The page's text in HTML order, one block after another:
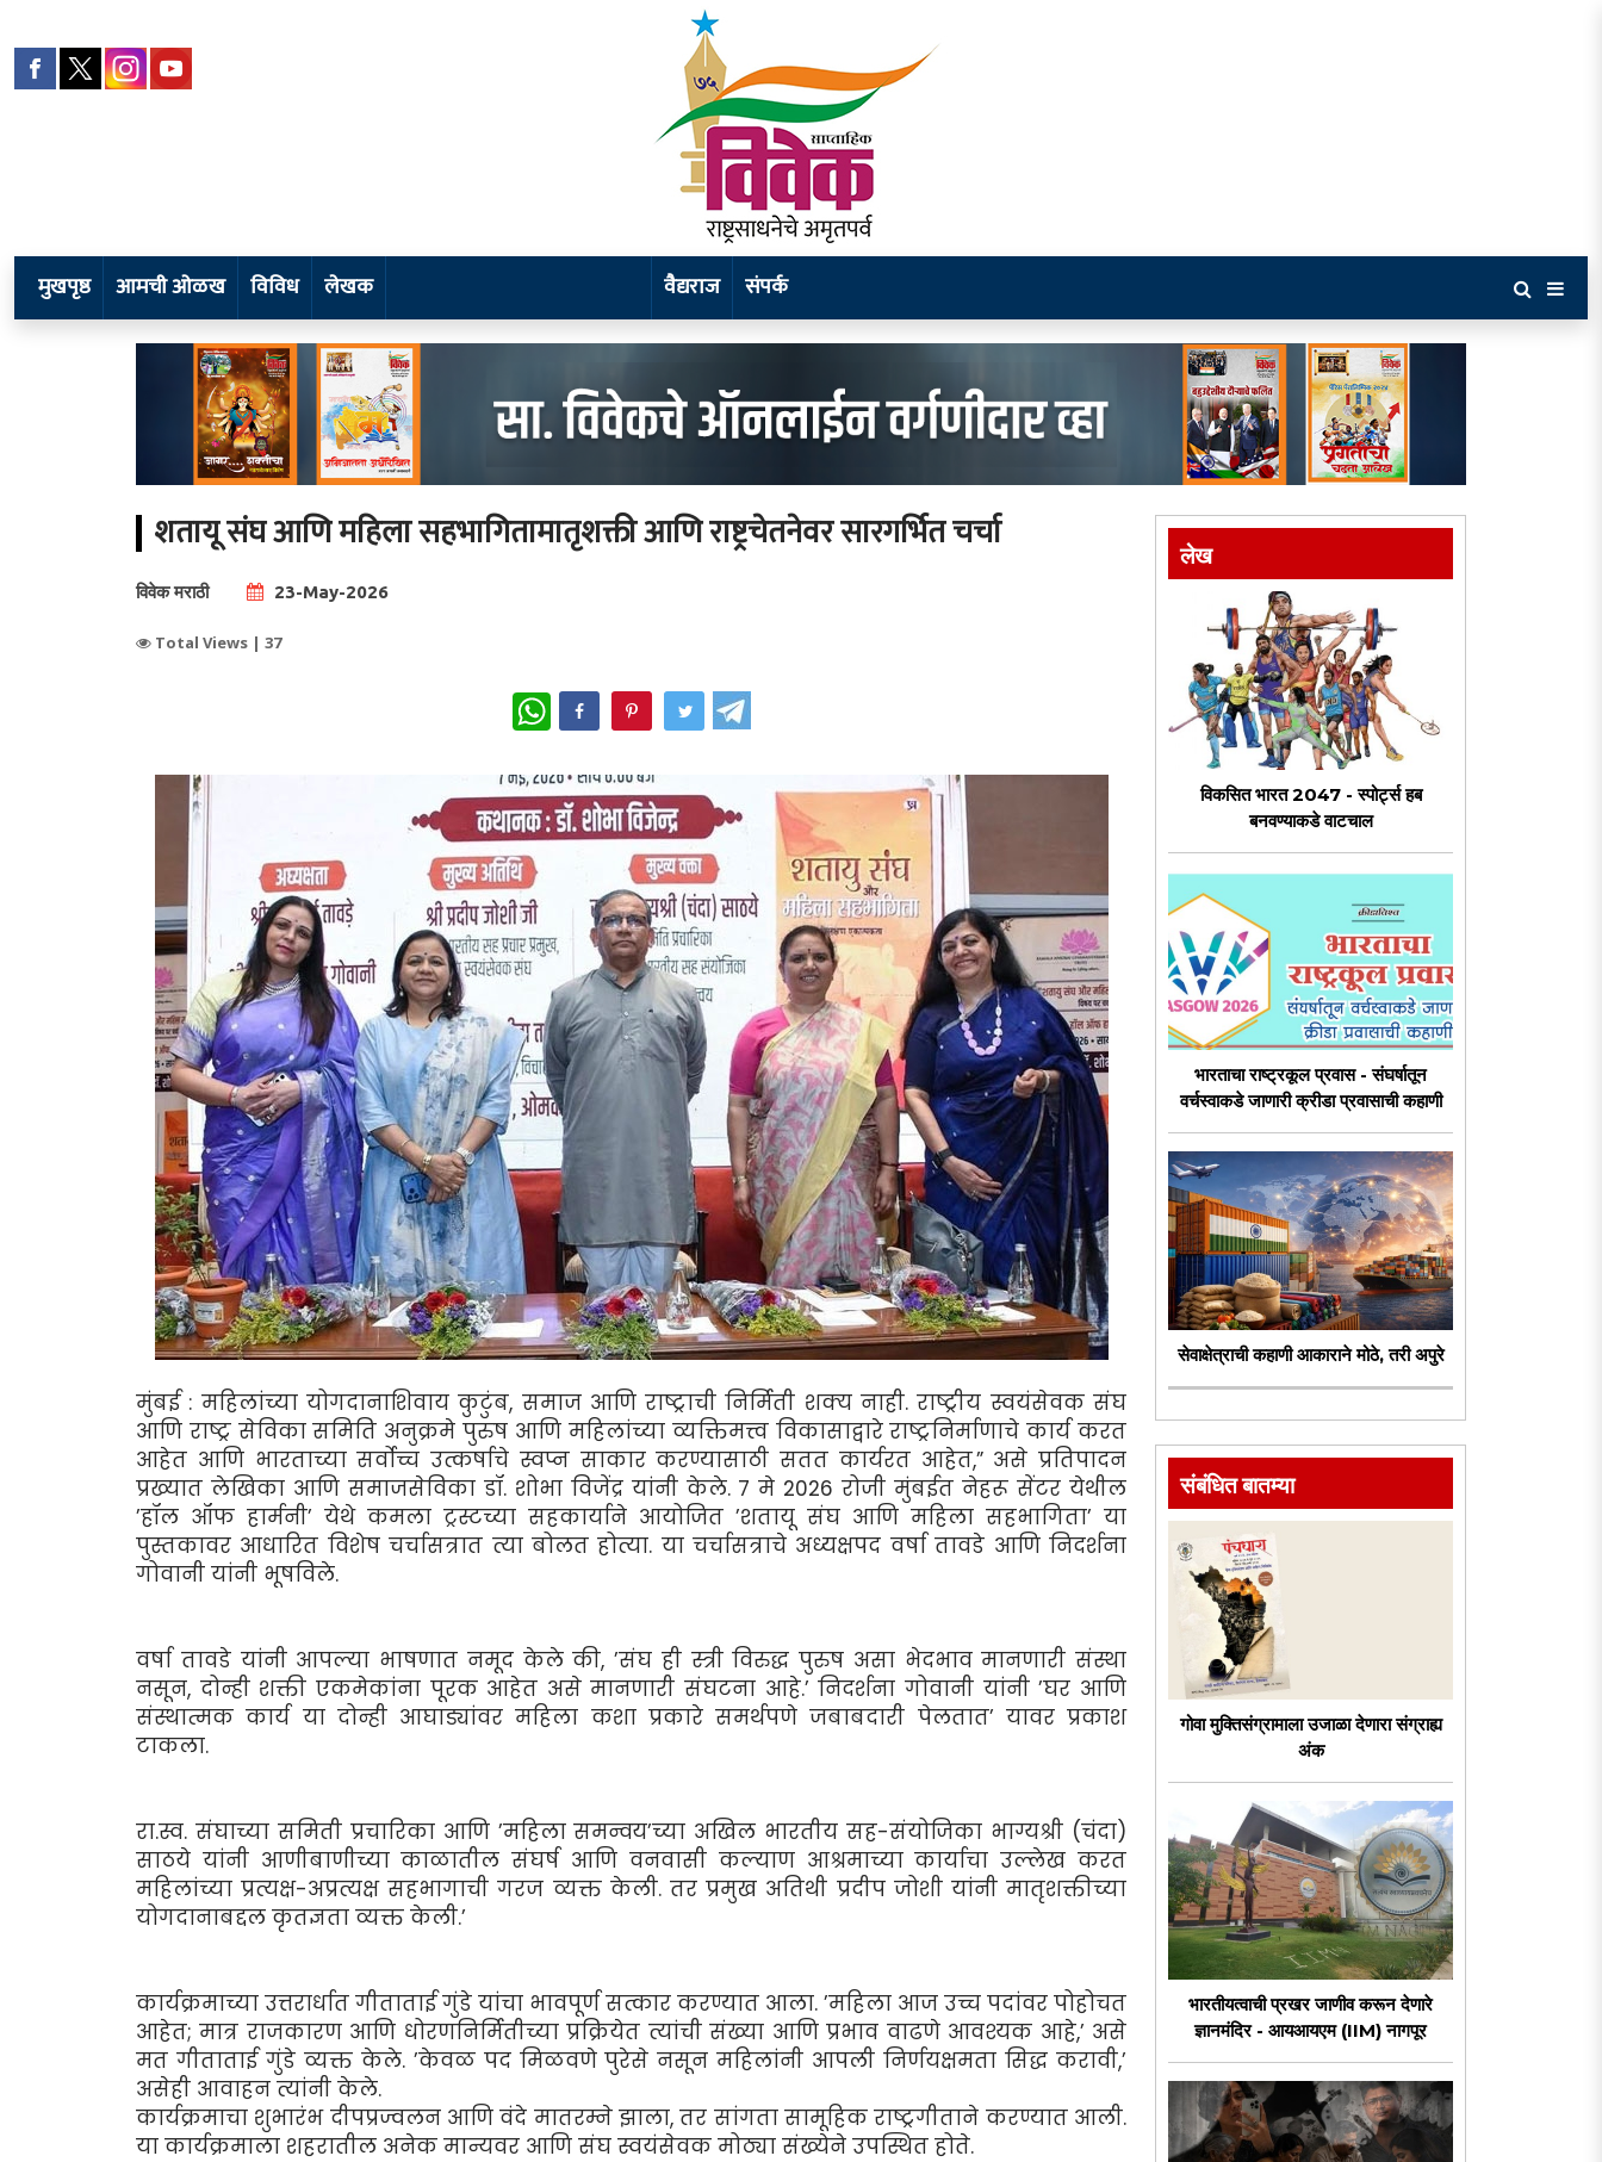
मुखपृष्ठ आमची ओळख विविध लेखक वैद्यराज संपर्क
शतायू संघ आणि महिला सहभागितामातृशक्ती आणि राष्ट्रचेतनेवर सारगर्भित चर्चा
विवेक मराठी 23-May-2026
Total Views | 37
WhatsApp
मुंबई : महिलांच्या योगदानाशिवाय कुटुंब, समाज आणि राष्ट्राची निर्मिती शक्य नाही. राष्ट्रीय स्वयंसेवक संघ
आणि राष्ट्र सेविका समिति अनुक्रमे पुरुष आणि महिलांच्या व्यक्तिमत्त्व विकासाद्वारे राष्ट्रनिर्माणाचे कार्य करत
आहेत आणि भारताच्या सर्वोच्च उत्कर्षाचे स्वप्न साकार करण्यासाठी सतत कार्यरत आहेत,” असे प्रतिपादन
प्रख्यात लेखिका आणि समाजसेविका डॉ. शोभा विजेंद्र यांनी केले. 7 मे 2026 रोजी मुंबईत नेहरू सेंटर येथील
’हॉल ऑफ हार्मनी’ येथे कमला ट्रस्टच्या सहकार्याने आयोजित ’शतायू संघ आणि महिला सहभागिता’ या
पुस्तकावर आधारित विशेष चर्चासत्रात त्या बोलत होत्या. या चर्चासत्राचे अध्यक्षपद वर्षा तावडे आणि निदर्शना
गोवानी यांनी भूषविले.
वर्षा तावडे यांनी आपल्या भाषणात नमूद केले की, ’संघ ही स्त्री विरुद्ध पुरुष असा भेदभाव मानणारी संस्था
नसून, दोन्ही शक्ती एकमेकांना पूरक आहेत असे मानणारी संघटना आहे.’ निदर्शना गोवानी यांनी ’घर आणि
संस्थात्मक कार्य या दोन्ही आघाड्यांवर महिला कशा प्रकारे समर्थपणे जबाबदारी पेलतात’ यावर प्रकाश
टाकला.
रा.स्व. संघाच्या समिती प्रचारिका आणि ’महिला समन्वय’च्या अखिल भारतीय सह-संयोजिका भाग्यश्री (चंदा)
साठये यांनी आणीबाणीच्या काळातील संघर्ष आणि वनवासी कल्याण आश्रमाच्या कार्याचा उल्लेख करत
महिलांच्या प्रत्यक्ष-अप्रत्यक्ष सहभागाची गरज व्यक्त केली. तर प्रमुख अतिथी प्रदीप जोशी यांनी मातृशक्तीच्या
योगदानाबद्दल कृतज्ञता व्यक्त केली.’
कार्यक्रमाच्या उत्तरार्धात गीताताई गुंडे यांचा भावपूर्ण सत्कार करण्यात आला. ’महिला आज उच्च पदांवर पोहोचत
आहेत; मात्र राजकारण आणि धोरणनिर्मितीच्या प्रक्रियेत त्यांची संख्या आणि प्रभाव वाढणे आवश्यक आहे,’ असे
मत गीताताई गुंडे व्यक्त केले. ’केवळ पद मिळवणे पुरेसे नसून महिलांनी आपली निर्णयक्षमता सिद्ध करावी,’
असेही आवाहन त्यांनी केले.
कार्यक्रमाचा शुभारंभ दीपप्रज्वलन आणि वंदे मातरम्ने झाला, तर सांगता सामूहिक राष्ट्रगीताने करण्यात आली.
या कार्यक्रमाला शहरातील अनेक मान्यवर आणि संघ स्वयंसेवक मोठ्या संख्येने उपस्थित होते.
लेख
विकसित भारत 2047 - स्पोर्ट्स हब
बनवण्याकडे वाटचाल
भारताचा राष्ट्रकूल प्रवास - संघर्षातून
वर्चस्वाकडे जाणारी क्रीडा प्रवासाची कहाणी
सेवाक्षेत्राची कहाणी आकाराने मोठे, तरी अपुरे
संबंधित बातम्या
गोवा मुक्तिसंग्रामाला उजाळा देणारा संग्राह्य
अंक
भारतीयत्वाची प्रखर जाणीव करून देणारे
ज्ञानमंदिर - आयआयएम (IIM) नागपूर